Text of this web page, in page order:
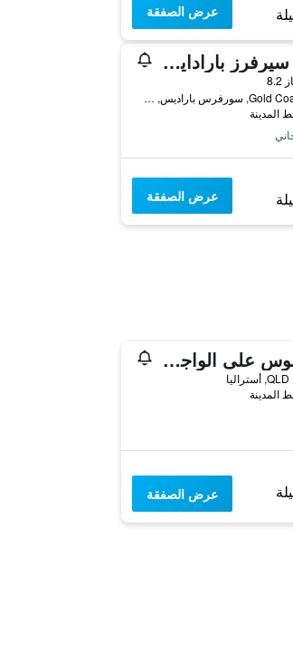
عرض الصفقة
كراون بلازا سيرفرز بارادايس
2807 Gold Coast Highway, سورفرس باراديس, QLD, أستراليا
عرض الصفقة
شقق أوليمبوس على الواجهة البحرية
عرض الصفقة